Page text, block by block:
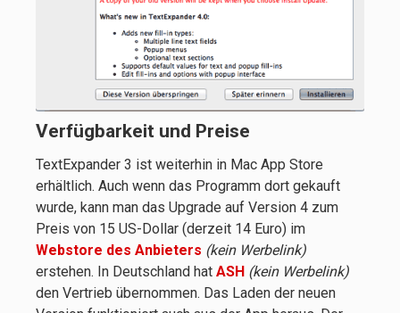
Verfügbarkeit und Preise
TextExpander 3 ist weiterhin in Mac App Store
erhältlich. Auch wenn das Programm dort gekauft
wurde, kann man das Upgrade auf Version 4 zum
Preis von 15 US-Dollar (derzeit 14 Euro) im
Webstore des Anbieters (kein Werbelink)
erstehen. In Deutschland hat ASH (kein Werbelink)
den Vertrieb übernommen. Das Laden der neuen